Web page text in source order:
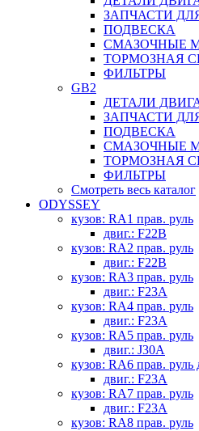
ЗАПЧАСТИ
ПОДВЕСКА
СМАЗОЧНЫЕ
ТОРМОЗНАЯ
ФИЛЬТРЫ
GB2
ДЕТАЛИ
ЗАПЧАСТИ
ПОДВЕСКА
СМАЗОЧНЫЕ
ТОРМОЗНАЯ
ФИЛЬТРЫ
Смотреть весь каталог
ODYSSEY
кузов: RA1 прав. руль
двиг.: F22B
кузов: RA2 прав. руль
двиг.: F22B
кузов: RA3 прав. руль
двиг.: F23A
кузов: RA4 прав. руль
двиг.: F23A
кузов: RA5 прав. руль
двиг.: J30A
кузов: RA6 прав. руль
двиг.: F23A
кузов: RA7 прав. руль
двиг.: F23A
кузов: RA8 прав. руль